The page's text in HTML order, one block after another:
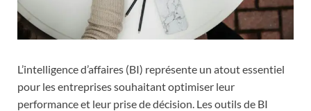
L’intelligence d’affaires (BI) représente un atout essentiel
pour les entreprises souhaitant optimiser leur
performance et leur prise de décision. Les outils de BI